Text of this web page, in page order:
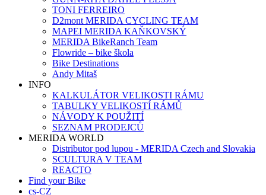
TONI FERREIRO
D2mont MERIDA CYCLING TEAM
MAPEI MERIDA KAŇKOVSKÝ
MERIDA BikeRanch Team
Flowride – bike škola
Bike Destinations
Andy Mitaš
INFO
KALKULÁTOR VELIKOSTI RÁMU
TABULKY VELIKOSTÍ RÁMŮ
NÁVODY K POUŽITÍ
SEZNAM PRODEJCŮ
MERIDA WORLD
Distributor pod lupou - MERIDA Czech and Slovakia
SCULTURA V TEAM
REACTO
Find your Bike
cs-CZ